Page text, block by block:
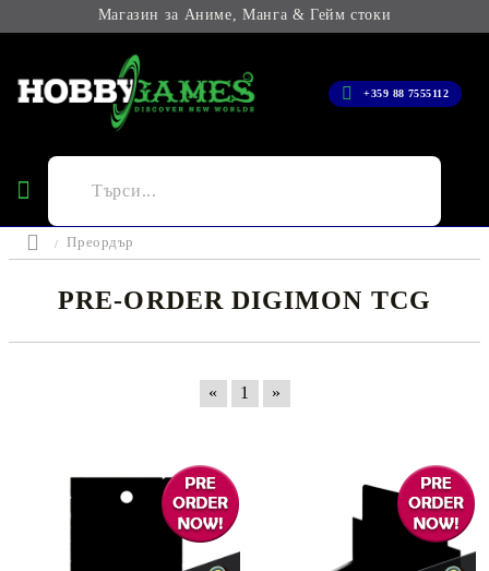
Магазин за Аниме, Манга & Гейм стоки
+359 88 7555112
Преордър
PRE-ORDER DIGIMON TCG
« 1 »